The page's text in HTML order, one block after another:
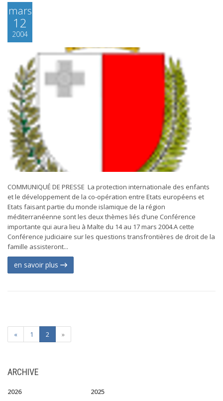
mars
12
2004
COMMUNIQUÉ DE PRESSE La protection internationale des enfants
et le développement de la co-opération entre Etats européens et
Etats faisant partie du monde islamique de la région
méditerranéenne sont les deux thèmes liés d’une Conférence
importante qui aura lieu à Malte du 14 au 17 mars 2004.A cette
Conférence judiciaire sur les questions transfrontières de droit de la
famille assisteront...
en savoir plus
« 1 2 »
ARCHIVE
2026 2025